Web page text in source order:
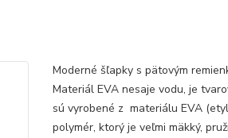
Moderné šľapky s pätovým
Materiál EVA nesaje vodu, je
sú vyrobené z materiálu EVA
polymér, ktorý je veľmi mäkký,